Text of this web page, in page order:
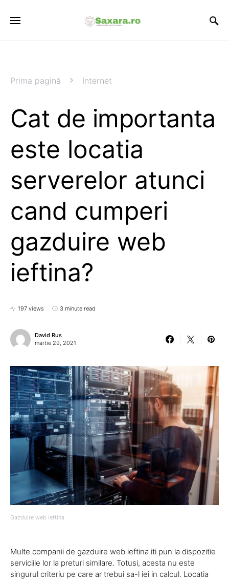
Prima pagină Internet
Gazduire web ieftina
Cat de importanta
este locatia
serverelor atunci
cand cumperi
gazduire web
ieftina?
197 views 3 minute read
David Rus
martie 29, 2021
Multe companii de gazduire web ieftina iti pun la dispozitie
serviciile lor la preturi similare. Totusi, acesta nu este
singurul criteriu pe care ar trebui sa-l iei in calcul. Locatia